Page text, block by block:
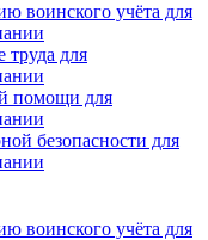
воинского учёта для
труда для
помощи для
безопасности для
воинского учёта для